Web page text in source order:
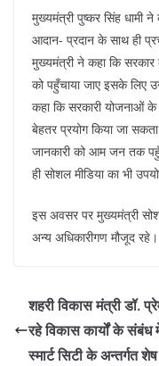
मुख्यमंत्री पुष्कर सिंह धामी
आदान- प्रदान के साथ ही
मुख्यमंत्री ने कहा कि
को पहुँचाया जाए इसके लिए
कहा कि सरकारी योजनाओं के
बेहतर प्रयोग किया जा
जानकारी को आम जन तक
ही सोशल मीडिया का भी
इस अवसर पर मुख्यमंत्री
अन्य अधिकारीगण मौजूद रहे।
शहरी विकास मंत्री डॉ.
रहे विकास कार्यों के
स्मार्ट सिटी के अन्तर्गत